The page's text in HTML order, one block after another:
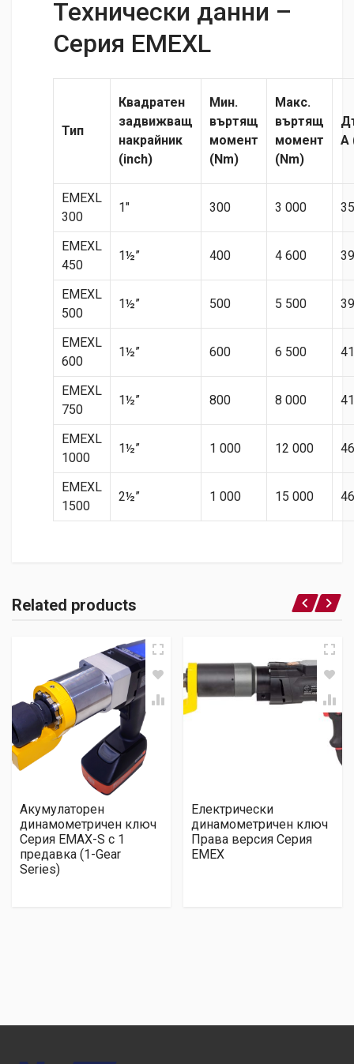
Технически данни –
Серия EMEXL
Тип
Квадратен
задвижващ
накрайник
(inch)
Мин.
въртящ
момент
(Nm)
Макс.
въртящ
момент
(Nm)
A
EMEXL
300
1″ 300 3 000
EMEXL
450
1½” 400 4 600
EMEXL
500
1½” 500 5 500
EMEXL
600
1½” 600 6 500
EMEXL
750
1½” 800 8 000
EMEXL
1000
1½” 1 000 12 000
EMEXL
1500
2½” 1 000 15 000
Related products
Акумулаторен
динамометричен ключ
Серия EMAX-S с 1
предавка (1-Gear
Series)
Електрически
динамометричен ключ
Права версия Серия
EMEX